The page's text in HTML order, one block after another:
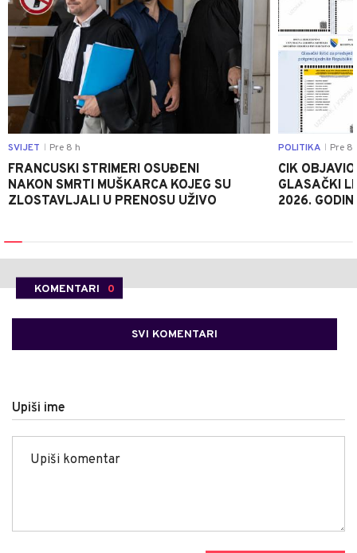
SVIJET Pre 8 h
FRANCUSKI STRIMERI OSUĐENI
NAKON SMRTI MUŠKARCA KOJEG SU
ZLOSTAVLJALI U PRENOSU UŽIVO
POLITIKA Pre 8
CIK
GLASAČKI
2026.
KOMENTARI 0
SVI KOMENTARI
Upiši ime